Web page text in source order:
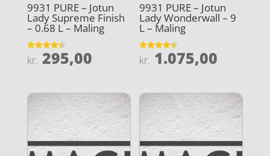
9931 PURE – Jotun
Lady Supreme Finish
– 0.68 L – Maling
Vurderet
4.4
kr. 295,00
9931 PURE – Jotun
Lady Wonderwall – 9
L – Maling
Vurderet
4.5
kr. 1.075,00